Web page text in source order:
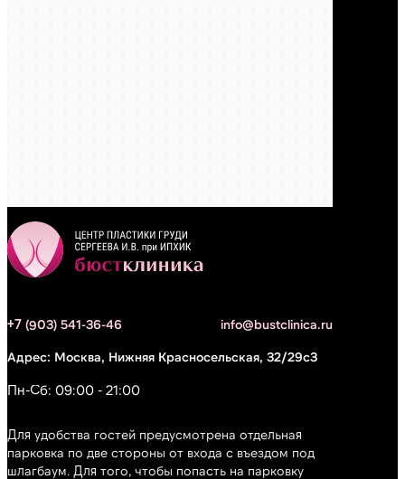
+7 (903) 541-36-46 info@bustclinica.ru
Москва, Нижняя Красносельская, 32/29с3
Пн-Сб: 09:00 - 21:00
Для удобства гостей предусмотрена отдельная
парковка по две стороны от входа с въездом под
шлагбаум. Для того, чтобы попасть на парковку